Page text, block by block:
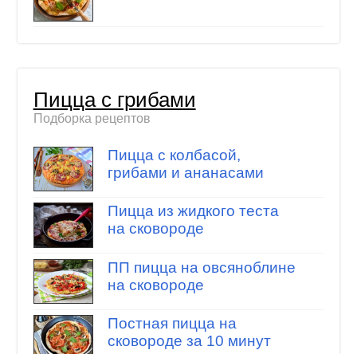
Пицца с грибами
Подборка рецептов
Пицца с колбасой,
грибами и ананасами
Пицца из жидкого теста
на сковороде
ПП пицца на овсяноблине
на сковороде
Постная пицца на
сковороде за 10 минут